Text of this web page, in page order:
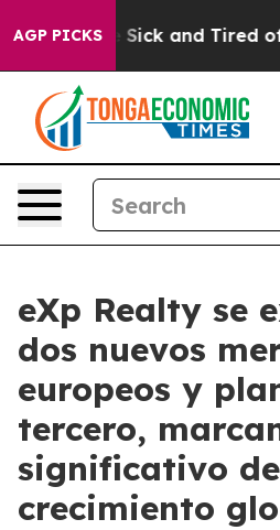
AGP PICKS
Are Sick and Tired of This
eXp Realty se
dos nuevos
europeos y
tercero,
significativo de
crecimiento